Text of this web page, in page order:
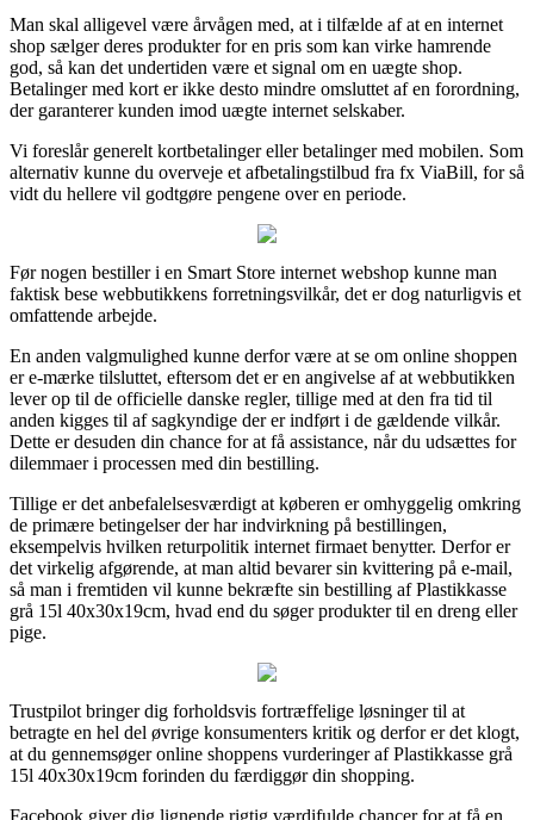
Man skal alligevel være årvågen med, at i tilfælde af at en internet
shop sælger deres produkter for en pris som kan virke hamrende
god, så kan det undertiden være et signal om en uægte shop.
Betalinger med kort er ikke desto mindre omsluttet af en forordning,
der garanterer kunden imod uægte internet selskaber.
Vi foreslår generelt kortbetalinger eller betalinger med mobilen. Som
alternativ kunne du overveje et afbetalingstilbud fra fx ViaBill, for så
vidt du hellere vil godtgøre pengene over en periode.
Før nogen bestiller i en Smart Store internet webshop kunne man
faktisk bese webbutikkens forretningsvilkår, det er dog naturligvis et
omfattende arbejde.
En anden valgmulighed kunne derfor være at se om online shoppen
er e-mærke tilsluttet, eftersom det er en angivelse af at webbutikken
lever op til de officielle danske regler, tillige med at den fra tid til
anden kigges til af sagkyndige der er indført i de gældende vilkår.
Dette er desuden din chance for at få assistance, når du udsættes for
dilemmaer i processen med din bestilling.
Tillige er det anbefalelsesværdigt at køberen er omhyggelig omkring
de primære betingelser der har indvirkning på bestillingen,
eksempelvis hvilken returpolitik internet firmaet benytter. Derfor er
det virkelig afgørende, at man altid bevarer sin kvittering på e-mail,
så man i fremtiden vil kunne bekræfte sin bestilling af Plastikkasse
grå 15l 40x30x19cm, hvad end du søger produkter til en dreng eller
pige.
Trustpilot bringer dig forholdsvis fortræffelige løsninger til at
betragte en hel del øvrige konsumenters kritik og derfor er det klogt,
at du gennemsøger online shoppens vurderinger af Plastikkasse grå
15l 40x30x19cm forinden du færdiggør din shopping.
Facebook giver dig lignende rigtig værdifulde chancer for at få en